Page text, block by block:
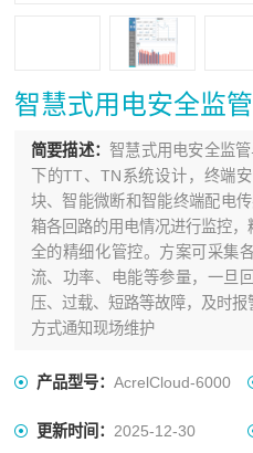
智慧式用电安全监
简要描述：智慧式用电安全监
下的TT、TN系统设计，终端
块、智能微断和智能终端配电
箱各回路的用电情况进行监控
全的精细化管控。方案可采集
流、功率、电能等参量，一旦
压、过载、短路等故障，及时
方式通知现场维护
产品型号：AcrelCloud-6000
更新时间：2025-12-30